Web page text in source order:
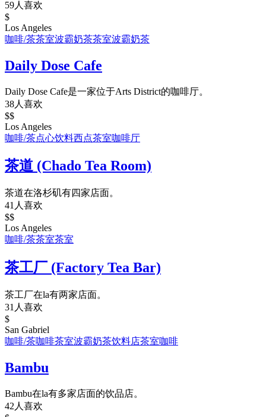
59人喜欢
$
Los Angeles
咖啡/茶茶室波霸奶茶茶室波霸奶茶
Daily Dose Cafe
Daily Dose Cafe是一家位于Arts District的咖啡厅。
38人喜欢
$$
Los Angeles
咖啡/茶点心饮料西点茶室咖啡厅
茶道 (Chado Tea Room)
茶道在洛杉矶有四家店面。
41人喜欢
$$
Los Angeles
咖啡/茶茶室茶室
茶工厂 (Factory Tea Bar)
茶工厂在la有两家店面。
31人喜欢
$
San Gabriel
咖啡/茶咖啡茶室波霸奶茶饮料店茶室咖啡
Bambu
Bambu在la有多家店面的饮品店。
42人喜欢